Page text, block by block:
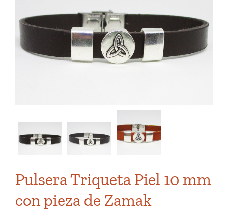
Pulsera Triqueta Piel 10 mm
con pieza de Zamak